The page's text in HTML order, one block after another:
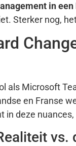
in
Sterker nog,
als Microsoft
en Franse
in deze